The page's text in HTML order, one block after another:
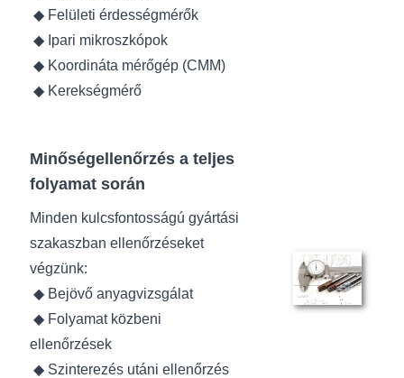
◆ Felületi érdességmérők
◆ Ipari mikroszkópok
◆ Koordináta mérőgép (CMM)
◆ Kerekségmérő
Minőségellenőrzés a teljes
folyamat során
Minden kulcsfontosságú gyártási
szakaszban ellenőrzéseket
végzünk:
◆ Bejövő anyagvizsgálat
◆ Folyamat közbeni
ellenőrzések
◆ Szinterezés utáni ellenőrzés